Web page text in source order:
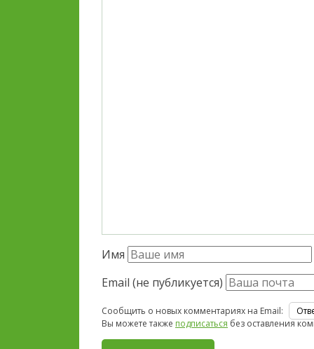
Имя
Email (не публикуется)
Сообщить о новых комментариях на Email:
Вы можете также подписаться без оставления